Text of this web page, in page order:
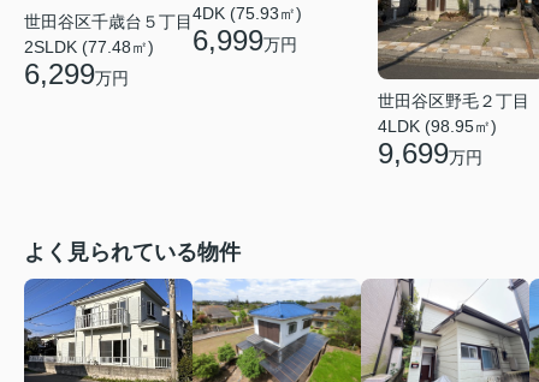
世田谷区千歳台５丁目
2SLDK (77.48㎡)
6,299万円
4DK (75.93㎡)
6,999万円
世田谷区野毛２丁目
4LDK (98.95㎡)
9,699万円
よく見られている物件